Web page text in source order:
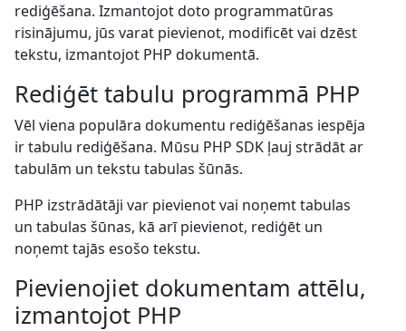
rediģēšana. Izmantojot doto programmatūras
risinājumu, jūs varat pievienot, modificēt vai dzēst
tekstu, izmantojot PHP dokumentā.
Rediģēt tabulu programmā PHP
Vēl viena populāra dokumentu rediģēšanas iespēja
ir tabulu rediģēšana. Mūsu PHP SDK ļauj strādāt ar
tabulām un tekstu tabulas šūnās.
PHP izstrādātāji var pievienot vai noņemt tabulas
un tabulas šūnas, kā arī pievienot, rediģēt un
noņemt tajās esošo tekstu.
Pievienojiet dokumentam attēlu,
izmantojot PHP